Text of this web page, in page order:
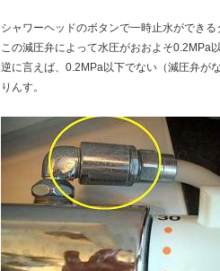
シャワーヘッドのボタンで一時止水ができ
この減圧弁によって水圧がおおよそ0.2MPa
逆に言えば、0.2MPa以下でない（減圧弁が
りんす。